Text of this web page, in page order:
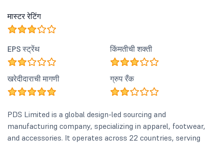
मास्टर रेटिंग
EPS स्ट्रेंथ किंमतीची शक्ती
खरेदीदाराची मागणी ग्रुप रँक
PDS Limited is a global design-led sourcing and
manufacturing company, specializing in apparel, footwear,
and accessories. It operates across 22 countries, serving